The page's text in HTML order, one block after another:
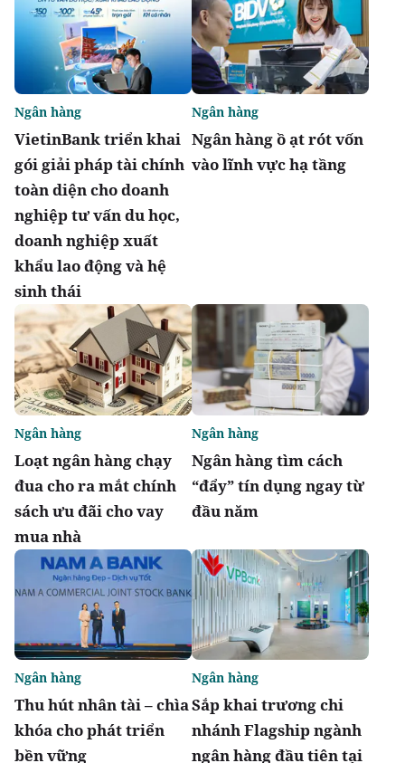
VietinBank triển khai
gói giải pháp tài chính
toàn diện cho doanh
nghiệp tư vấn du học,
doanh nghiệp xuất
khẩu lao động và hệ
sinh thái
Ngân hàng
Ngân hàng ồ ạt rót vốn
vào lĩnh vực hạ tầng
Ngân hàng
Loạt ngân hàng chạy
đua cho ra mắt chính
sách ưu đãi cho vay
mua nhà
Ngân hàng
Ngân hàng tìm cách
“đẩy” tín dụng ngay từ
đầu năm
Ngân hàng
Thu hút nhân tài – chìa
khóa cho phát triển
bền vững
Ngân hàng
Sắp khai trương chi
nhánh Flagship ngành
ngân hàng đầu tiên tại
Ngân hàng